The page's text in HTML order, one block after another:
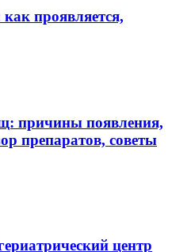
проявляется,
причины появления,
препаратов, советы
центр